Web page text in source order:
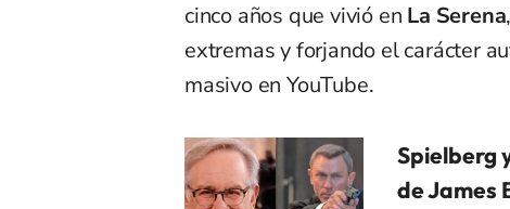
cinco años que vivió en La Serena
extremas y forjando el carácter
masivo en YouTube.
Spielberg
de James